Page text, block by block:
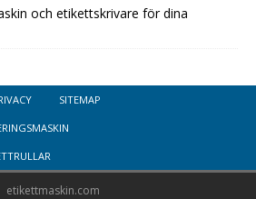
och etikettskrivare för dina
SITEMAP
etikettmaskin.com